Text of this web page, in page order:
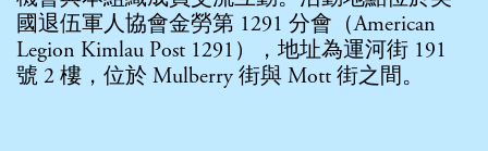
國退伍軍人協會金勞第 1291 分會（American
Legion Kimlau Post 1291），地址為運河街 191
號 2 樓，位於 Mulberry 街與 Mott 街之間。